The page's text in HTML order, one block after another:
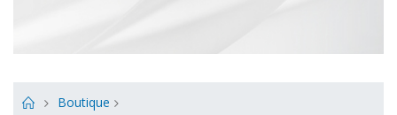
Boutique